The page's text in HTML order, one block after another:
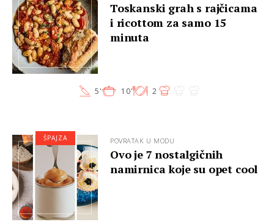
Toskanski grah s rajčicama
i ricottom za samo 15
minuta
5' 10' 2
POVRATAK U MODU
Ovo je 7 nostalgičnih
namirnica koje su opet cool
ŠPAJZA